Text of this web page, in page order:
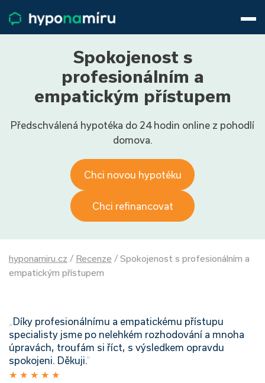
Životní pojištění
Pojištění nemovitosti
O nás
800 688 388
9−16 hod.
Přihlásit
Spokojenost s
profesionálním a
empatickým přístupem
Předschválená hypotéka do 24 hodin online z pohodlí
domova.
Chci novou hypotéku
Chci refinancovat
hyponamiru.cz / Recenze / Spokojenost s profesionálním a
empatickým přístupem
„Díky profesionálnímu a empatickému přístupu
specialisty jsme po nelehkém rozhodování a mnoha
úpravách, troufám si říct, s výsledkem opravdu
spokojeni. Děkuji.”
★ ★ ★ ★ ★